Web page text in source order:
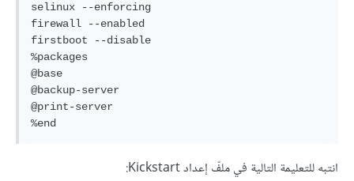
selinux --enforcing
firewall --enabled
firstboot --disable
%packages
@base
@backup-server
@print-server
%end
انتبه للتعليمة التالية في ملفّ إعداد Kickstart: